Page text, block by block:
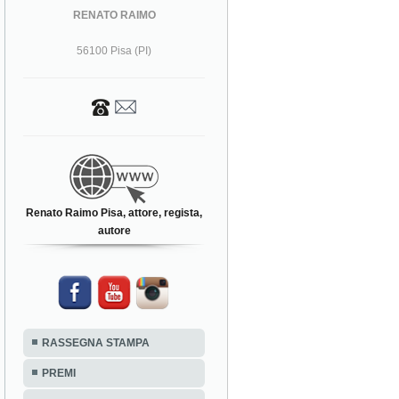
RENATO RAIMO
56100 Pisa (PI)
Renato Raimo Pisa, attore, regista,
autore
RASSEGNA STAMPA
PREMI